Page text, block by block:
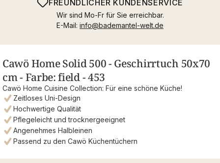
FREUNDLICHER KUNDENSERVICE
Wir sind Mo-Fr für Sie erreichbar.
E-Mail: info@bademantel-welt.de
Cawö Home Solid 500 - Geschirrtuch 50x70
cm - Farbe: field - 453
Cawö Home Cuisine Collection: Für eine schöne Küche!
Zeitloses Uni-Design
Hochwertige Qualität
Pflegeleicht und trocknergeeignet
Angenehmes Halbleinen
Passend zu den Cawö Küchentüchern